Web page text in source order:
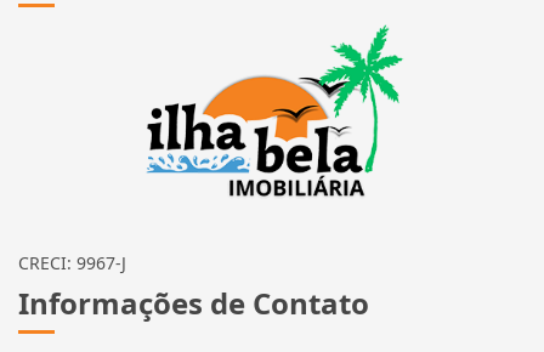
CRECI: 9967-J
Informações de Contato